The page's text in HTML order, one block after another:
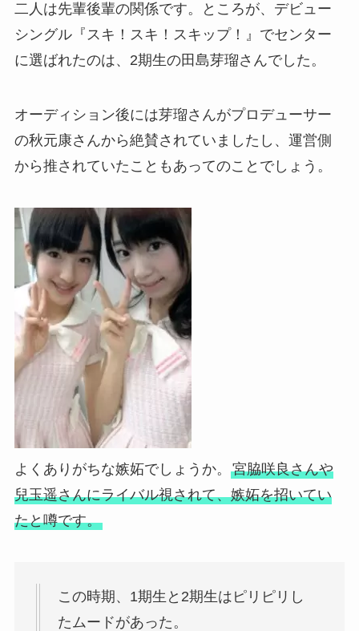
二人は先輩後輩の関係です。ところが、デビュー
シングル『スキ！スキ！スキップ！ 』でセンター
に選ばれたのは、2期生の田島芽瑠さんでした。
オーディション後には芽瑠さんがプロデューサー
の秋元康さんから絶賛されていましたし、運営側
から推されていたこともあってのことでしょう。
よくありがちな嫉妬でしょうか。 宮脇咲良さんや
兒玉遥さんにライバル視されて、嫉妬を招いてい
たと噂です。
この時期、1期生と2期生はピリピリし
たムードがあった。